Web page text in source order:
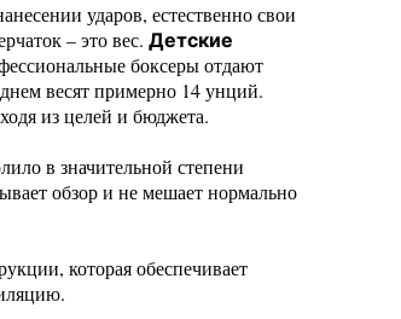
ударов, естественно свои
– это вес. Детские
боксеры отдают
весят примерно 14 унций.
из целей и бюджета.
в значительной степени
обзор и не мешает нормально
которая обеспечивает